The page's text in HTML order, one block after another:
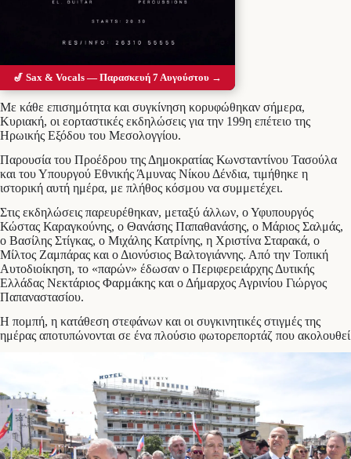
προτιμώμενη πηγή στο Google
Με κάθε επισημότητα και συγκίνηση κορυφώθηκαν σήμερα,
Κυριακή, οι εορταστικές εκδηλώσεις για την 199η επέτειο της
Ηρωικής Εξόδου του Μεσολογγίου.
Παρουσία του Προέδρου της Δημοκρατίας Κωνσταντίνου Τασούλα
και του Υπουργού Εθνικής Άμυνας Νίκου Δένδια, τιμήθηκε η
ιστορική αυτή ημέρα, με πλήθος κόσμου να συμμετέχει.
Στις εκδηλώσεις παρευρέθηκαν, μεταξύ άλλων, ο Υφυπουργός
Κώστας Καραγκούνης, ο Θανάσης Παπαθανάσης, ο Μάριος Σαλμάς,
ο Βασίλης Στίγκας, ο Μιχάλης Κατρίνης, η Χριστίνα Σταρακά, ο
Μίλτος Ζαμπάρας και ο Διονύσιος Βαλτογιάννης. Από την Τοπική
Αυτοδιοίκηση, το «παρών» έδωσαν ο Περιφερειάρχης Δυτικής
Ελλάδας Νεκτάριος Φαρμάκης και ο Δήμαρχος Αγρινίου Γιώργος
Παπαναστασίου.
Η πομπή, η κατάθεση στεφάνων και οι συγκινητικές στιγμές της
ημέρας αποτυπώνονται σε ένα πλούσιο φωτορεπορτάζ που ακολουθεί
🎷 Sax & Vocals — Παρασκευή 7 Αυγούστου →